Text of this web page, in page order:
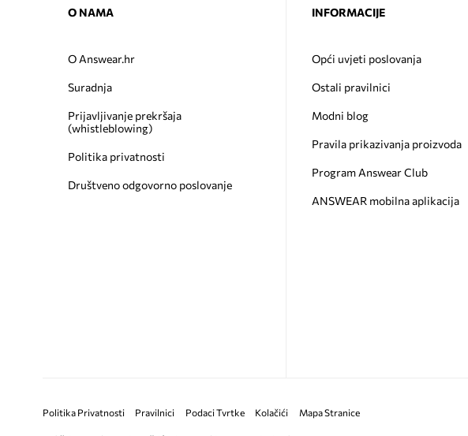
O NAMA
O Answear.hr
Suradnja
Prijavljivanje prekršaja
(whistleblowing)
Politika privatnosti
Društveno odgovorno poslovanje
INFORMACIJE
Opći uvjeti poslovanja
Ostali pravilnici
Modni blog
Pravila prikazivanja proizvoda
Program Answear Club
ANSWEAR mobilna aplikacija
Politika Privatnosti Pravilnici Podaci Tvrtke Kolačići Mapa Stranice